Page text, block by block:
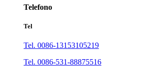
Telefono
Tel
Tel. 0086-13153105219
Tel. 0086-531-88875516